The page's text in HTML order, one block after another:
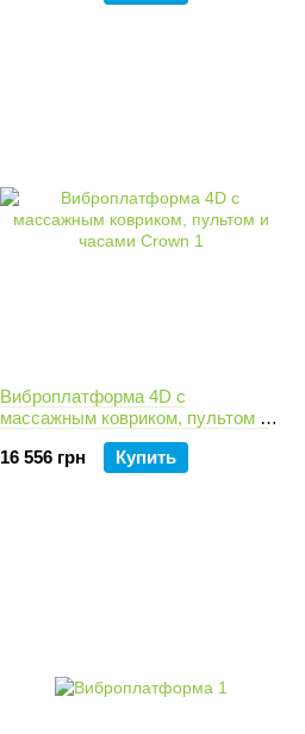
Виброплатформа 4D с
массажным ковриком, пультом и
часами Crown
16 556 грн
Купить